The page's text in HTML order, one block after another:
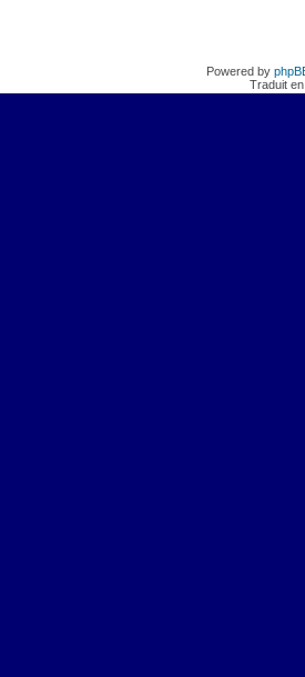
Powered by
Traduit